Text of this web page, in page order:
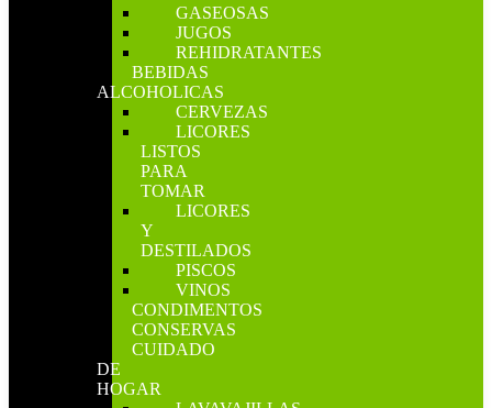
GASEOSAS
JUGOS
REHIDRATANTES
BEBIDAS
ALCOHOLICAS
CERVEZAS
LICORES
LISTOS
PARA
TOMAR
LICORES
Y
DESTILADOS
PISCOS
VINOS
CONDIMENTOS
CONSERVAS
CUIDADO
DE
HOGAR